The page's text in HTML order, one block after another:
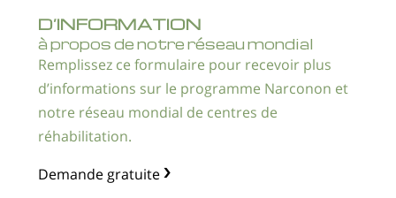
D’INFORMATION
à propos de notre réseau mondial
Remplissez ce formulaire pour recevoir plus
d’informations sur le programme Narconon et
notre réseau mondial de centres de
réhabilitation.
Demande gratuite